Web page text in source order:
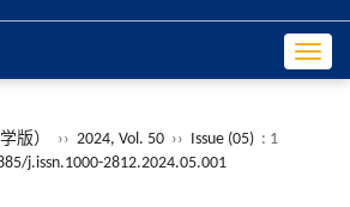
版） ›› 2024, Vol. 50 ›› Issue (05) : 1
j.issn.1000-2812.2024.05.001